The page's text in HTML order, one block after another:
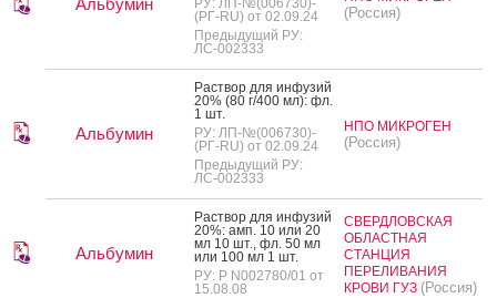
(РГ-RU) от 02.09.24
Предыдущий РУ:
ЛС-002333
(Россия)
Альбумин
Рас­твор для ин­фу­зий
20% (80 г/400 мл): фл.
1 шт.
РУ: ЛП-№(006730)-
(РГ-RU) от 02.09.24
Предыдущий РУ:
ЛС-002333
НПО МИКРОГЕН
(Россия)
Альбумин
Рас­твор для ин­фу­зий
20%: амп. 10 или 20
мл 10 шт., фл. 50 мл
или 100 мл 1 шт.
РУ: Р N002780/01 от
15.08.08
СВЕРДЛОВСКАЯ
ОБЛАСТНАЯ
СТАНЦИЯ
ПЕРЕЛИВАНИЯ
КРОВИ ГУЗ (Россия)